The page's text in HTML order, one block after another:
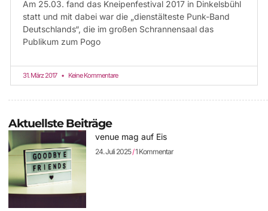
Am 25.03. fand das Kneipenfestival 2017 in Dinkelsbühl
statt und mit dabei war die „dienstälteste Punk-Band
Deutschlands“, die im großen Schrannensaal das
Publikum zum Pogo
31. März 2017 Keine Kommentare
Aktuellste Beiträge
venue mag auf Eis
24. Juli 2025 1 Kommentar